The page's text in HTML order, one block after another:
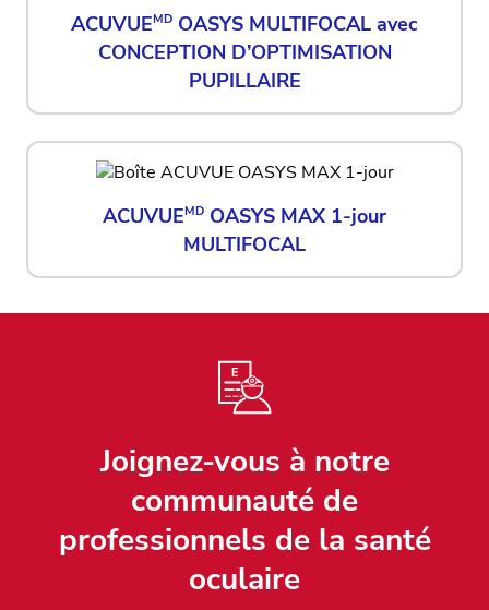
ACUVUEMD OASYS MULTIFOCAL avec
CONCEPTION D’OPTIMISATION
PUPILLAIRE
ACUVUEMD OASYS MAX 1-jour
MULTIFOCAL
Joignez-vous à notre
communauté de
professionnels de la santé
oculaire